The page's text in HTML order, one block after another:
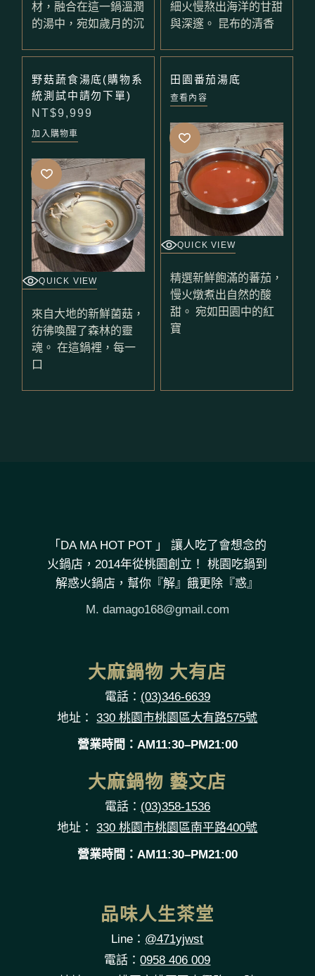
材，融合在這一鍋溫潤
的湯中，宛如歲月的沉
細火慢熬出海洋的甘甜
與深邃。 昆布的清香
野菇蔬食湯底(購物系
統測試中請勿下單)
NT$9,999
加入購物車
QUICK VIEW
來自大地的新鮮菌菇，
彷彿喚醒了森林的靈
魂。 在這鍋裡，每一
口
田園番茄湯底
查看內容
QUICK VIEW
精選新鮮飽滿的蕃茄，
慢火燉煮出自然的酸
甜。 宛如田園中的紅
寶
「DA MA HOT POT 」 讓人吃了會想念的
火鍋店，2014年從桃園創立！ 桃園吃鍋到
解惑火鍋店，幫你『解』餓更除『惑』
M. damago168@gmail.com
大麻鍋物 大有店
電話： (03)346-6639
地址：330 桃園市桃園區大有路575號
營業時間：AM11:30–PM21:00
大麻鍋物 藝文店
電話： (03)358-1536
地址：330 桃園市桃園區南平路400號
營業時間：AM11:30–PM21:00
品味人生茶堂
Line： @471yjwst
電話：0958 406 009